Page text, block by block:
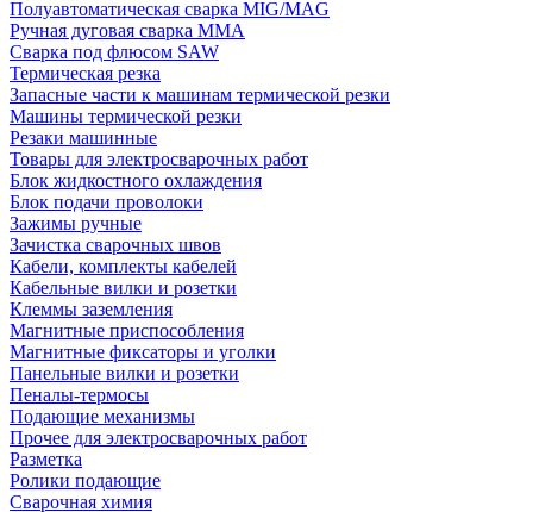
Полуавтоматическая сварка MIG/MAG
Ручная дуговая сварка MMA
Сварка под флюсом SAW
Термическая резка
Запасные части к машинам термической резки
Машины термической резки
Резаки машинные
Товары для электросварочных работ
Блок жидкостного охлаждения
Блок подачи проволоки
Зажимы ручные
Зачистка сварочных швов
Кабели, комплекты кабелей
Кабельные вилки и розетки
Клеммы заземления
Магнитные приспособления
Магнитные фиксаторы и уголки
Панельные вилки и розетки
Пеналы-термосы
Подающие механизмы
Прочее для электросварочных работ
Разметка
Ролики подающие
Сварочная химия